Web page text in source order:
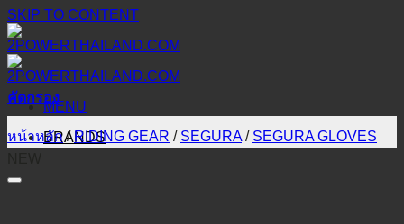
SKIP TO CONTENT
MENU
BRANDS
คัดกรอง
หน้าหลัก / RIDING GEAR / SEGURA / SEGURA GLOVES